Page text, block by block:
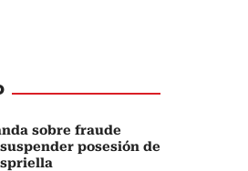
sobre fraude
posesión de